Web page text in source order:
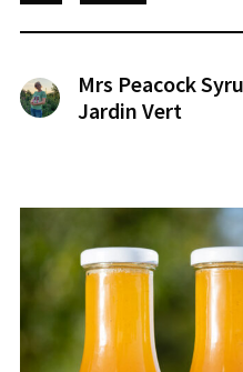
Mrs Peacock
Jardin Vert